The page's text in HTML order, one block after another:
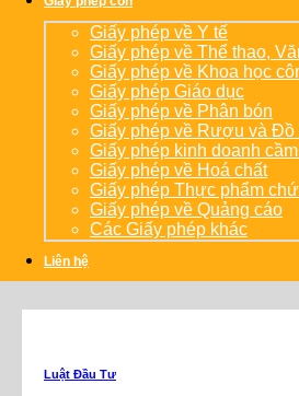
Giấy phép về Y tế
Giấy phép về Thể thao,
Giấy phép về Khoa học
Giấy phép Giáo dục
Giấy phép về Phân bón
Giấy phép về Rượu và Đồ
Giấy phép kinh doanh
Giấy phép về Hoá chất
Giấy phép Thực phẩm
Giấy phép về Quảng cáo
Các Giấy phép khác
Liên hệ
Luật Đầu Tư